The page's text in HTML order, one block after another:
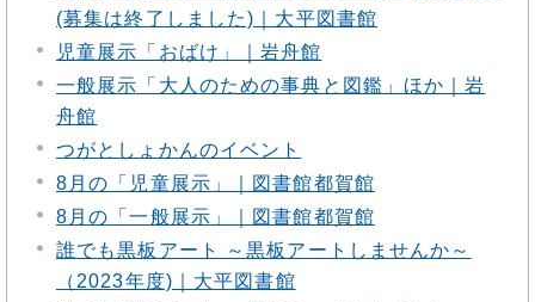
(募集は終了しました)｜大平図書館
児童展示「おばけ」｜岩舟館
一般展示「大人のための事典と図鑑」ほか｜岩
舟館
つがとしょかんのイベント
8月の「児童展示」｜図書館都賀館
8月の「一般展示」｜図書館都賀館
誰でも黒板アート ～黒板アートしませんか～
（2023年度)｜大平図書館